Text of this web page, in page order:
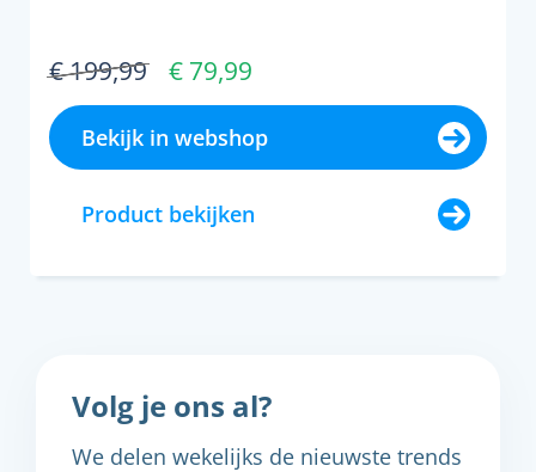
€ 199,99 € 79,99
Bekijk in webshop
Product bekijken
Volg je ons al?
We delen wekelijks de nieuwste trends